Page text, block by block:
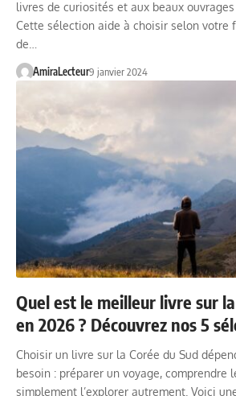
livres de curiosités et aux beaux ouvrages
Cette sélection aide à choisir selon votre
de…
AmiraLecteur9 janvier 2024
Quel est le meilleur livre sur
en 2026 ? Découvrez nos 5
Choisir un livre sur la Corée du Sud
besoin : préparer un voyage, comprendre
simplement l’explorer autrement. Voici